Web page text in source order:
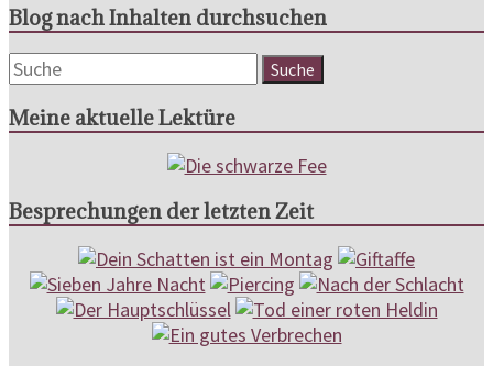
Blog nach Inhalten durchsuchen
Meine aktuelle Lektüre
Besprechungen der letzten Zeit